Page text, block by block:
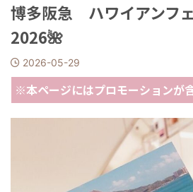
博多阪急 ハワイアンフ
2026🌺
2026-05-29
※本ページにはプロモーションが